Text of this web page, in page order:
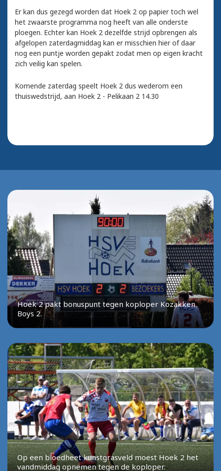
Er kan dus gezegd worden dat Hoek 2 op papier toch wel
het zwaarste programma nog heeft van alle onderste
ploegen. Echter kan Hoek 2 dezelfde strijd opbrengen als
afgelopen zaterdagmiddag kan er misschien hier of daar
nog een puntje worden gepakt zodat men op eigen kracht
zich veilig kan spelen.
Komende zaterdag speelt Hoek 2 dus wederom een
thuiswedstrijd, aan Hoek 2 - Pelikaan 2 14.30
Hoek 2 pakt bonuspunt tegen koploper Kozakken
Boys 2.
Op een bloedheet kunstgrasveld moest Hoek 2 het
vandmiddag opnemen tegen de koploper.